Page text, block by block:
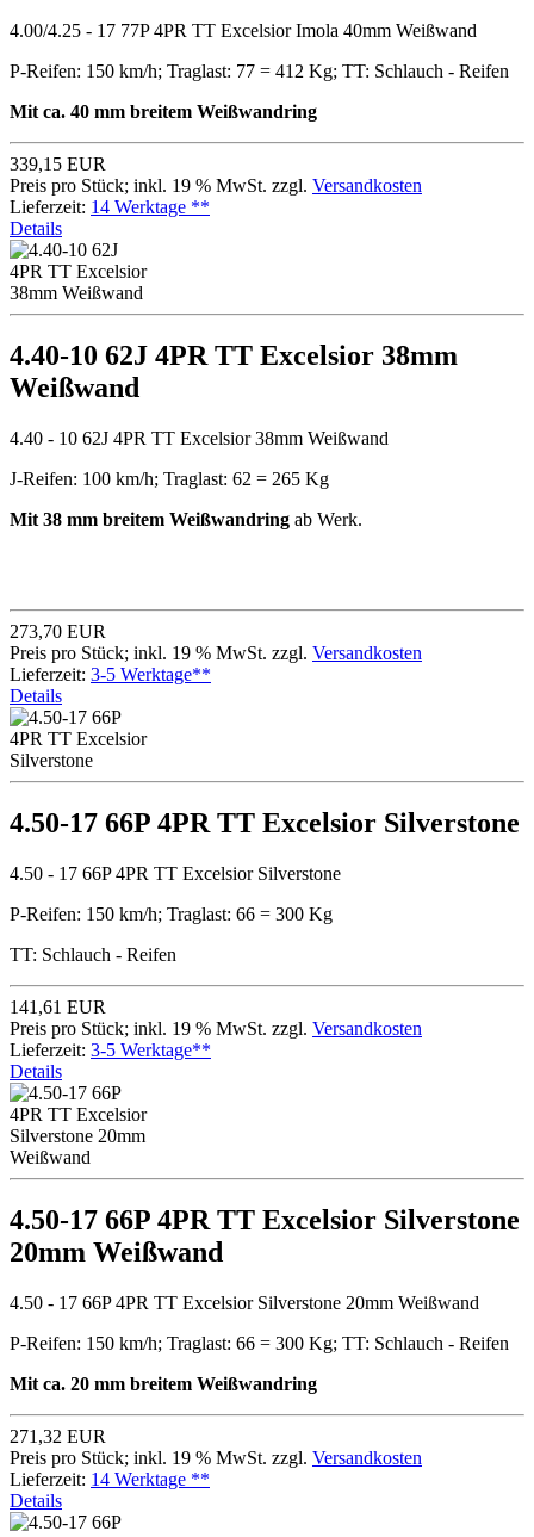
4.00/4.25 - 17 77P 4PR TT Excelsior Imola 40mm Weißwand
P-Reifen: 150 km/h; Traglast: 77 = 412 Kg; TT: Schlauch - Reifen
Mit ca. 40 mm breitem Weißwandring
339,15 EUR
Preis pro Stück; inkl. 19 % MwSt. zzgl. Versandkosten
Lieferzeit: 14 Werktage **
Details
4.40-10 62J 4PR TT Excelsior 38mm
Weißwand
4.40 - 10 62J 4PR TT Excelsior 38mm Weißwand
J-Reifen: 100 km/h; Traglast: 62 = 265 Kg
Mit 38 mm breitem Weißwandring ab Werk.
273,70 EUR
Preis pro Stück; inkl. 19 % MwSt. zzgl. Versandkosten
Lieferzeit: 3-5 Werktage**
Details
4.50-17 66P 4PR TT Excelsior Silverstone
4.50 - 17 66P 4PR TT Excelsior Silverstone
P-Reifen: 150 km/h; Traglast: 66 = 300 Kg
TT: Schlauch - Reifen
141,61 EUR
Preis pro Stück; inkl. 19 % MwSt. zzgl. Versandkosten
Lieferzeit: 3-5 Werktage**
Details
4.50-17 66P 4PR TT Excelsior Silverstone
20mm Weißwand
4.50 - 17 66P 4PR TT Excelsior Silverstone 20mm Weißwand
P-Reifen: 150 km/h; Traglast: 66 = 300 Kg; TT: Schlauch - Reifen
Mit ca. 20 mm breitem Weißwandring
271,32 EUR
Preis pro Stück; inkl. 19 % MwSt. zzgl. Versandkosten
Lieferzeit: 14 Werktage **
Details